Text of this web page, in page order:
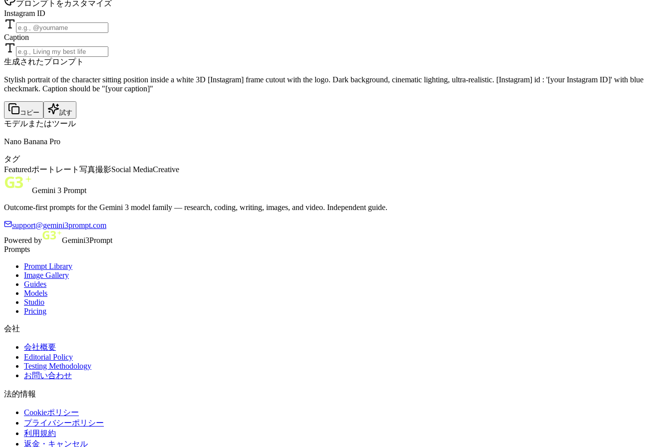
プロンプトをカスタマイズ
Instagram ID
Caption
生成されたプロンプト
Stylish portrait of the character sitting position inside a white 3D [Instagram] frame cutout with the logo. Dark background, cinematic lighting, ultra-realistic. [Instagram] id : '[your Instagram ID]' with blue
checkmark. Caption should be "[your caption]"
コピー 試す
モデルまたはツール
Nano Banana Pro
タグ
Featuredポートレート 写真撮影Social MediaCreative
Gemini 3 Prompt
Outcome-first prompts for the Gemini 3 model family — research, coding, writing, images, and video. Independent guide.
support@gemini3prompt.com
Powered by
Gemini3Prompt
Prompts
Prompt Library
Image Gallery
Guides
Models
Studio
Pricing
会社
会社概要
Editorial Policy
Testing Methodology
お問い合わせ
法的情報
Cookieポリシー
プライバシーポリシー
利用規約
返金・キャンセル